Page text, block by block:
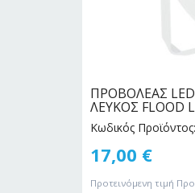
ΠΡΟΒΟΛΕΑΣ LED
ΛΕΥΚΟΣ FLOOD
Κωδικός
17,00 €
Προτεινόμενη τιμή